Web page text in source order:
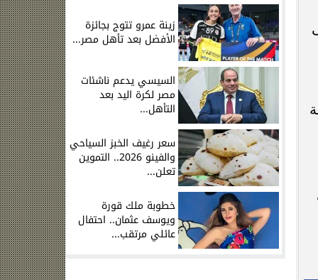
زينة عمرو تتوج بجائزة
الأفضل بعد تأهل مصر...
السيسي يدعم ناشئات
مصر لكرة اليد بعد
التأهل...
سعر رغيف الخبز السياحي
والفينو 2026.. التموين
تعلن...
خطوبة ملك قورة
ويوسف عثمان.. احتفال
عائلي مرتقب...